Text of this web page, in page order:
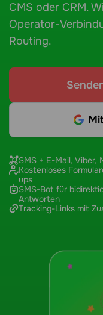
CMS oder CRM.
Operator-
Routing.
SMS + E-Mail, Viber,
Kostenloses
ups
SMS-Bot für
Antworten
Tracking-Links mit